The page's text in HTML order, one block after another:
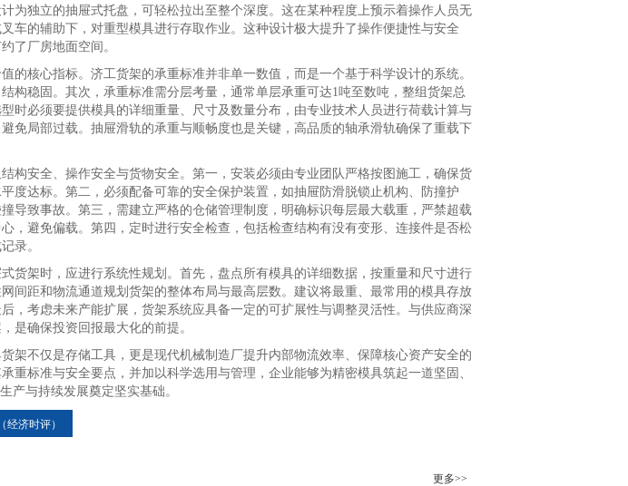
为独立的抽屉式托盘，可轻松拉出至整个深度。这在某种程度上预示着操作人员无
车的辅助下，对重型模具进行存取作业。这种设计极大提升了操作便捷性与安全
了厂房地面空间。
核心指标。济工货架的承重标准并非单一数值，而是一个基于科学设计的系统。
构稳固。其次，承重标准需分层考量，通常单层承重可达1吨至数吨，整组货架总
时必须要提供模具的详细重量、尺寸及数量分布，由专业技术人员进行荷载计算与
免局部过载。抽屉滑轨的承重与顺畅度也是关键，高品质的轴承滑轨确保了重载下
安全、操作安全与货物安全。第一，安装必须由专业团队严格按图施工，确保货
度达标。第二，必须配备可靠的安全保护装置，如抽屉防滑脱锁止机构、防撞护
导致事故。第三，需建立严格的仓储管理制度，明确标识每层最大载重，严禁超载
，避免偏载。第四，定时进行安全检查，包括检查结构有没有变形、连接件是否松
录。
架时，应进行系统性规划。首先，盘点所有模具的详细数据，按重量和尺寸进行
间距和物流通道规划货架的整体布局与最高层数。建议将最重、最常用的模具存放
，考虑未来产能扩展，货架系统应具备一定的可扩展性与调整灵活性。与供应商深
是确保投资回报最大化的前提。
不仅是存储工具，更是现代机械制造厂提升内部物流效率、保障核心资产安全的
重标准与安全要点，并加以科学选用与管理，企业能够为精密模具筑起一道坚固、
产与持续发展奠定坚实基础。
经济时评）
更多>>